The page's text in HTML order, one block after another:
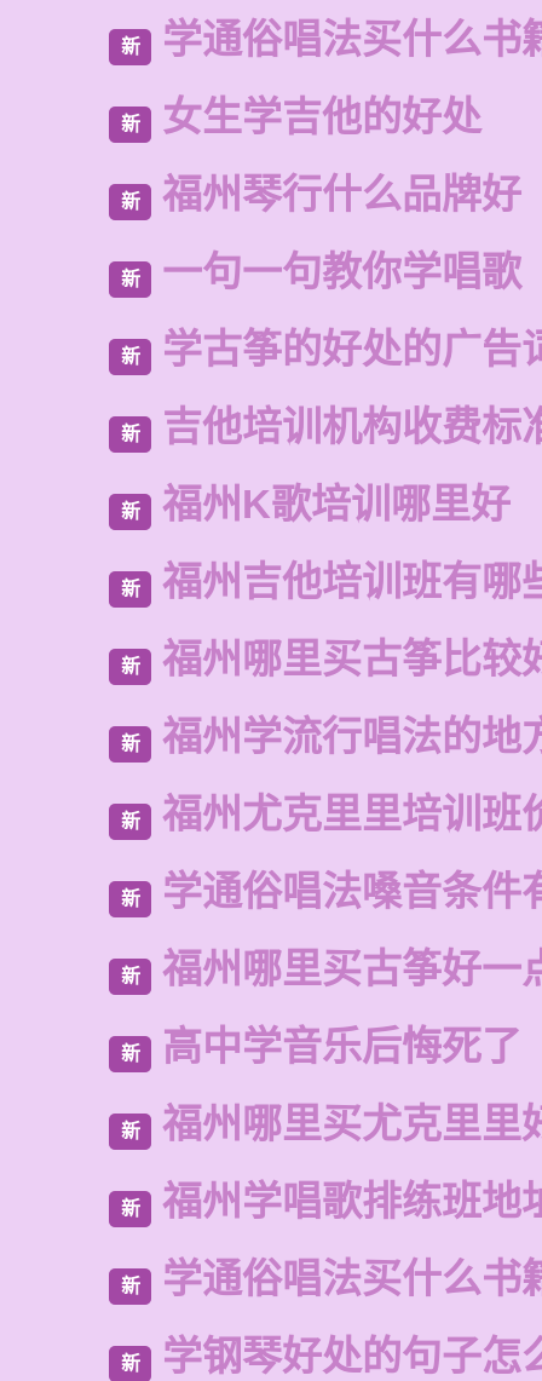
新 学通俗唱法买什么书
新 女生学吉他的好处
新 福州琴行什么品牌好
新 一句一句教你学唱歌
新 学古筝的好处的广告
新 吉他培训机构收费标
新 福州K歌培训哪里好
新 福州吉他培训班有哪
新 福州哪里买古筝比较
新 福州学流行唱法的地
新 福州尤克里里培训班
新 学通俗唱法嗓音条件
新 福州哪里买古筝好一
新 高中学音乐后悔死了
新 福州哪里买尤克里里
新 福州学唱歌排练班地
新 学通俗唱法买什么书
新 学钢琴好处的句子怎